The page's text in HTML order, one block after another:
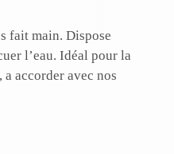
fait main. Dispose
l’eau. Idéal pour la
accorder avec nos